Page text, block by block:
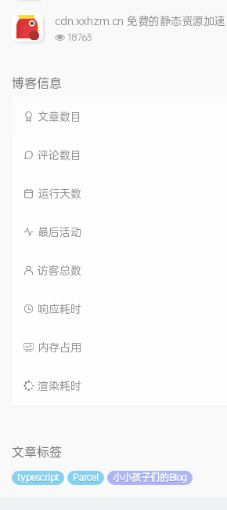
次
数:
cdn.xxhzm.cn 免费的静态资源加速
浏
18763
博客信息
文章数目
评论数目
运行天数
最后活动
访客总数
响应耗时
内存占用
渲染耗时
文章标签
typescript Parcel 小小孩子们的Blog